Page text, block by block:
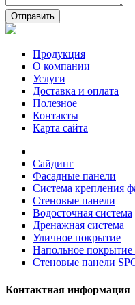
Отправить
Продукция
О компании
Услуги
Доставка и оплата
Полезное
Контакты
Карта сайта
Сайдинг
Фасадные панели
Система крепления
Стеновые панели
Водосточная система
Дренажная система
Уличное покрытие
Напольное покрытие
Стеновые панели
Контактная информация